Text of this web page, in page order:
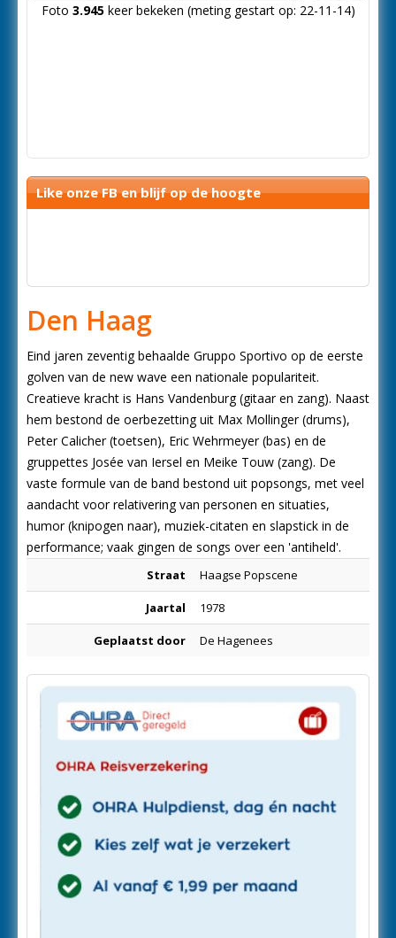
Foto 3.945keer bekeken (meting gestart op: 22-11-14)
Like onze FB en blijf op de hoogte
Den Haag
Eind jaren zeventig behaalde Gruppo Sportivo op de eerste
golven van de new wave een nationale populariteit.
Creatieve kracht is Hans Vandenburg (gitaar en zang). Naast
hem bestond de oerbezetting uit Max Mollinger (drums),
Peter Calicher (toetsen), Eric Wehrmeyer (bas) en de
gruppettes Josée van Iersel en Meike Touw (zang). De
vaste formule van de band bestond uit popsongs, met veel
aandacht voor relativering van personen en situaties,
humor (knipogen naar), muziek-citaten en slapstick in de
performance; vaak gingen de songs over een 'antiheld'.
Straat Haagse Popscene
Jaartal 1978
Geplaatst door De Hagenees